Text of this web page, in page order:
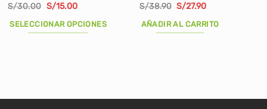
S/30.00 El
original
era:
S/15.00El
actual
es:
SELECCIONAR OPCIONES
S/38.90 El
original
era:
S/27.90El
actual
AÑADIR AL CARRITO